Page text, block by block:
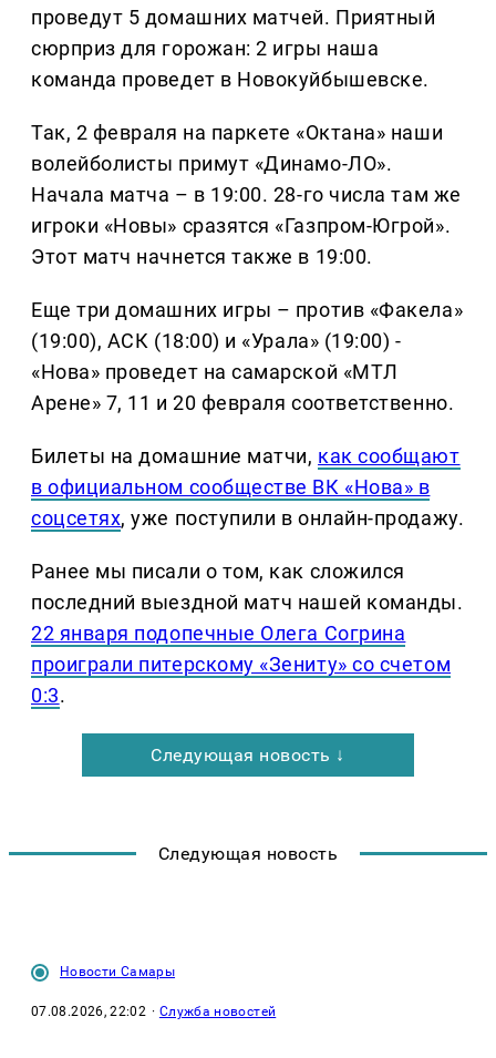
проведут 5 домашних матчей. Приятный
сюрприз для горожан: 2 игры наша
команда проведет в Новокуйбышевске.
Так, 2 февраля на паркете «Октана» наши
волейболисты примут «Динамо-ЛО».
Начала матча – в 19:00. 28-го числа там же
игроки «Новы» сразятся «Газпром-Югрой».
Этот матч начнется также в 19:00.
Еще три домашних игры – против «Факела»
(19:00), АСК (18:00) и «Урала» (19:00) -
«Нова» проведет на самарской «МТЛ
Арене» 7, 11 и 20 февраля соответственно.
Билеты на домашние матчи, как сообщают
в официальном сообществе ВК «Нова» в
соцсетях, уже поступили в онлайн-продажу.
Ранее мы писали о том, как сложился
последний выездной матч нашей команды.
22 января подопечные Олега Согрина
проиграли питерскому «Зениту» со счетом
0:3.
Следующая новость ↓
Следующая новость
Новости Самары
07.08.2026, 22:02 · Служба новостей